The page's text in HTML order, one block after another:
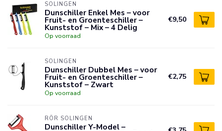
SOLINGEN
Dunschiller Enkel Mes – voor
Fruit- en Groenteschiller –
Kunststof – Mix – 4 Delig
Op voorraad
€9,50
SOLINGEN
Dunschiller Dubbel Mes – voor
Fruit- en Groenteschiller –
Kunststof – Zwart
Op voorraad
€2,75
RÖR SOLINGEN
Dunschiller Y-Model –